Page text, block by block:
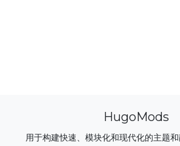
HugoMods
用于构建快速、模块化和现代化的主题